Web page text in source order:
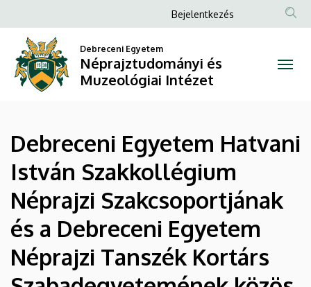
Egyetem
Hatvani
István
Szakkollégium
Néprajzi
Szakcsoportjának
és
a
Debreceni
a
tartalomra
Anonim
fiók
menüje
Bejelentkezés
Debreceni Egyetem
Néprajztudományi és
Muzeológiai Intézet
Debreceni Egyetem Hatvani
István Szakkollégium
Néprajzi Szakcsoportjának
és a Debreceni Egyetem
Néprajzi Tanszék Kortárs